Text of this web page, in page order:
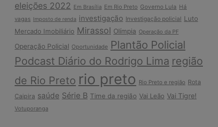
eleições 2022 Em Brasília Em Rio Preto Governo Lula Há
vagas
Imposto de renda investigação Investigação policial Luto
Mercado Imobiliário Mirassol Olímpia Operação da PF
Operação Policial Oportunidade Plantão Policial
Podcast Diário do Rodrigo Lima região
de Rio Preto rio preto Rio Preto e região Rota
Caipira saúde Série B Time da região Vai Leão Vai Tigre!
Votuporanga